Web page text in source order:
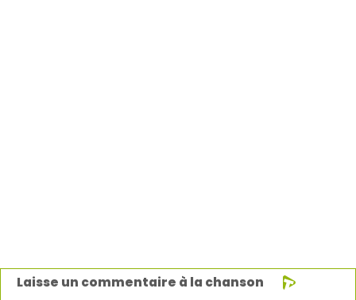
Laisse un commentaire à la chanson